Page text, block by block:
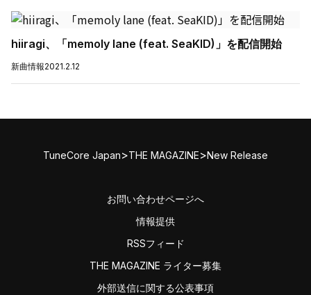
hiiragi、「memoly lane (feat. SeaKID)」を配信開始
新曲情報2021.2.12
TuneCore Japan>THE MAGAZINE>New Release
お問い合わせページへ
情報提供
RSSフィード
THE MAGAZINE ライター募集
外部送信に関する公表事項